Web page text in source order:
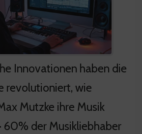
Innovationen haben die
revolutioniert, wie
Mutzke ihre Musik
60% der Musikliebhaber